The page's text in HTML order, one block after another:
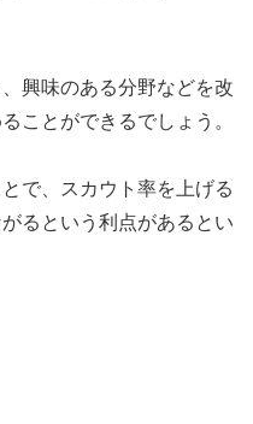
興味のある分野などを改
ことができるでしょう。
で、スカウト率を上げる
るという利点があるとい